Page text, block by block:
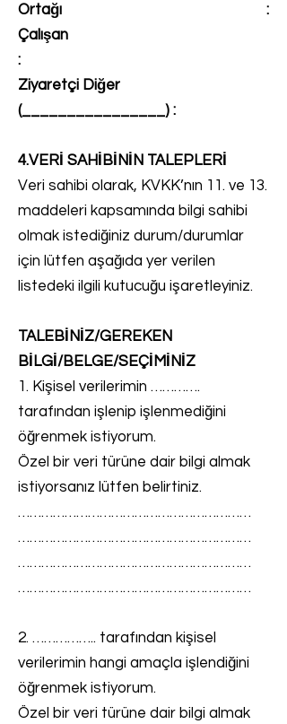
Ortağı :
Çalışan
:
Ziyaretçi Diğer
(________________) :
4.VERİ SAHİBİNİN TALEPLERİ
Veri sahibi olarak, KVKK’nın 11. ve 13.
maddeleri kapsamında bilgi sahibi
olmak istediğiniz durum/durumlar
için lütfen aşağıda yer verilen
listedeki ilgili kutucuğu işaretleyiniz.
TALEBİNİZ/GEREKEN
BİLGİ/BELGE/SEÇİMİNİZ
1. Kişisel verilerimin ………….
tarafından işlenip işlenmediğini
öğrenmek istiyorum.
Özel bir veri türüne dair bilgi almak
istiyorsanız lütfen belirtiniz.
……………………………………………………
……………………………………………………
……………………………………………………
……………………………………………………
2. …………….. tarafından kişisel
verilerimin hangi amaçla işlendiğini
öğrenmek istiyorum.
Özel bir veri türüne dair bilgi almak